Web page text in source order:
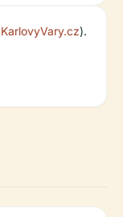
KarlovyVary.cz).